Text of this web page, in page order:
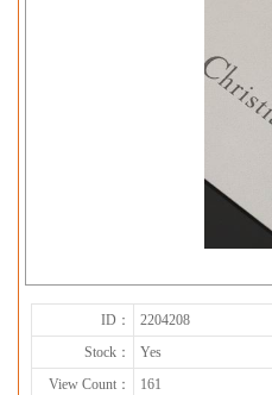
ID： 2204208
Stock：
Yes
View Count：
161